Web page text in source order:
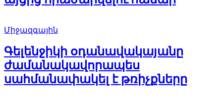
Միջազգային
Գելենջիկի օդանավակայանը
ժամանակավորապես
սահմանափակել է թռիչքները